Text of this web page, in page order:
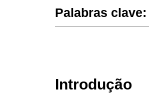
Palabras clave:
Introdução